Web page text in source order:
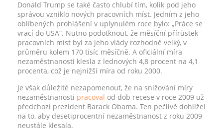
Donald Trump se také často chlubí tím, kolik pod jeho
správou vzniklo nových pracovních míst. Jedním z jeho
oblíbených prohlášení v uplynulém roce bylo: „Práce se
vrací do USA“. Nutno podotknout, že měsíční přírůstek
pracovních míst byl za jeho vlády rozhodně velký, v
průměru kolem 170 tisíc měsíčně. A oficiální míra
nezaměstnanosti klesla z lednových 4,8 procent na 4,1
procenta, což je nejnižší míra od roku 2000.
Je však důležité nezapomenout, že na snižování míry
nezaměstnanosti pracoval od dob recese v roce 2009 už
předchozí prezident Barack Obama. Ten pečlivě dohlížel
na to, aby desetiprocentní nezaměstnanost z roku 2009
neustále klesala.